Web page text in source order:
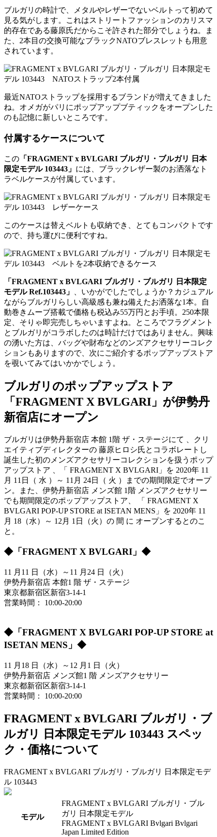
ブルガリの時計で、メタルやレザーでないベルトって初めて
見る気がします。これはストリートファッションのカリスマ
的存在である藤原氏だからこそ許された部分でしょうね。ま
た、2本目の交換可能なブラックNATOブレスレットも用意
されています。
最近NATOストラップを採用するブランドが増えてきました
ね。オメガがパリにポップアップブティックをオープンした
のも記憶に新しいところです。
付属するケースについて
この 「FRAGMENT x BVLGARI ブルガリ・ブルガリ 日本
限定モデル 103443」 には、ブラックレザー製のお洒落なト
ラベルケースが付属しています。
このケースは替えベルトも収納でき、とてもコンパクトです
ので、持ち運びに便利ですね。
「FRAGMENT x BVLGARI ブルガリ・ブルガリ 日本限定
モデル Ref.103443」
、いかがでしたでしょうか？カジュアル
ながらブルガリらしい高級感も兼ね備えたお洒落な1本。自
動巻きムーブ搭載で価格も税込み55万円とお手頃。250本限
定、そりゃ即完売しちゃいますよね。ところでフラグメント
とブルガリがコラボしたのは時計だけではありません。興味
の湧いた方は、バッグや財布などのンズアクセサリーコレク
ションもありますので、次にご紹介するポップアップストア
を覗いてみてはいかかでしょう。
ブルガリのポップアップストア
「FRAGMENT X BVLGARI」が伊勢丹
新宿店にオープン
ブルガリは伊勢丹新宿店 本館 1階 ザ・ステージにて 、クリ
エイティブディレクターの 藤原ヒロシ氏とコラボレートし
誕生した初のメンズアクセサリーコレクションを扱うポップ
アップストア 、「 FRAGMENT X BVLGARI」を 2020年 11
月 11日（ 水 ）～ 11月 24日（ 火 ）までの期間限定でオープ
ン。また、伊勢丹新宿店 メンズ館 1階 メンズアクセサリー
でも期間限定のポップアップストア、 「 FRAGMENT X
BVLGARI POP-UP STORE at ISETAN MENS」を 2020年 11
月 18（水）～ 12月 1日（火）の 間 に オープンするとのこ
と。
◆「FRAGMENT X BVLGARI」◆
11 月11 日（水）～11 月24 日（火）
伊勢丹新宿店 本館1 階 ザ・ステージ
東京都新宿区新宿3-14-1
営業時間： 10:00-20:00
◆「FRAGMENT X BVLGARI POP-UP STORE at
ISETAN MENS」◆
11 月18 日（水）～12 月1 日（火）
伊勢丹新宿店 メンズ館1 階 メンズアクセサリー
東京都新宿区新宿3-14-1
営業時間： 10:00-20:00
FRAGMENT x BVLGARI ブルガリ・ブ
ルガリ 日本限定モデル 103443 スペッ
ク・価格について
FRAGMENT x BVLGARI ブルガリ・ブルガリ 日本限定モデ
ル 103443
モデル
FRAGMENT x BVLGARI ブルガリ・ブル
ガリ 日本限定モデル
FRAGMENT x BVLGARI Bvlgari Bvlgari
Japan Limited Edition